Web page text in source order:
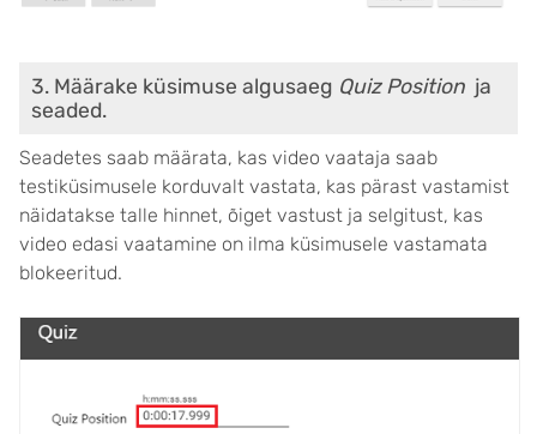
3. Määrake küsimuse algusaeg Quiz Position ja
seaded.
Seadetes saab määrata, kas video vaataja saab
testiküsimusele korduvalt vastata, kas pärast vastamist
näidatakse talle hinnet, õiget vastust ja selgitust, kas
video edasi vaatamine on ilma küsimusele vastamata
blokeeritud.